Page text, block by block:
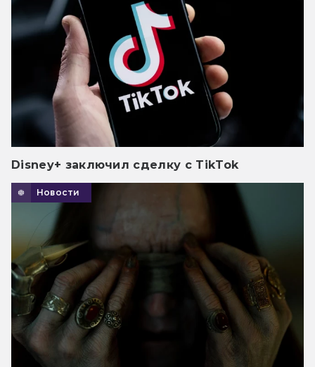
Disney+ заключил сделку с TikTok
Новости